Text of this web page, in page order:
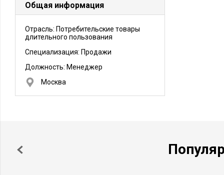
Общая информация
Отрасль: Потребительские товары
длительного пользования
Специализация: Продажи
Должность: Менеджер
Москва